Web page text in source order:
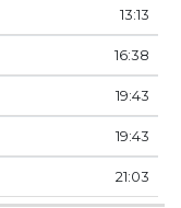
13:13
16:38
19:43
19:43
21:03